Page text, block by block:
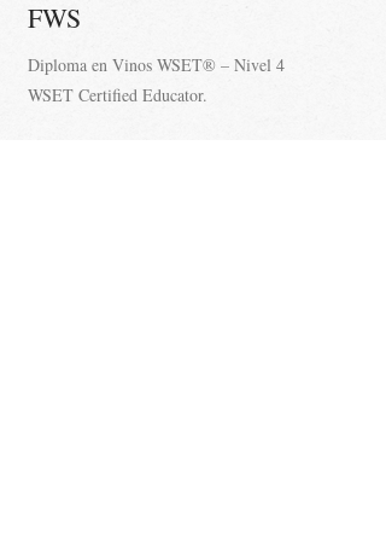
FWS
Diploma en Vinos WSET® – Nivel 4
WSET Certified Educator.